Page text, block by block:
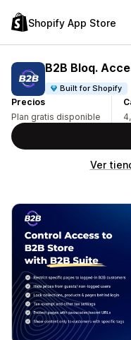
Shopify App Store
B2B Bloq.
Built for Shopify
Precios
Plan gratis disponible
Ver